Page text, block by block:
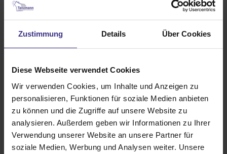
Zustimmung Details Über Cookies
Diese Webseite verwendet Cookies
Wir verwenden Cookies, um Inhalte und Anzeigen zu
personalisieren, Funktionen für soziale Medien anbieten
zu können und die Zugriffe auf unsere Website zu
analysieren. Außerdem geben wir Informationen zu Ihrer
Verwendung unserer Website an unsere Partner für
soziale Medien, Werbung und Analysen weiter. Unsere
Ausstattungsextras Terrea Terrassen-
Markisen
Weitere Informationen
Das könnte Sie auch interessieren